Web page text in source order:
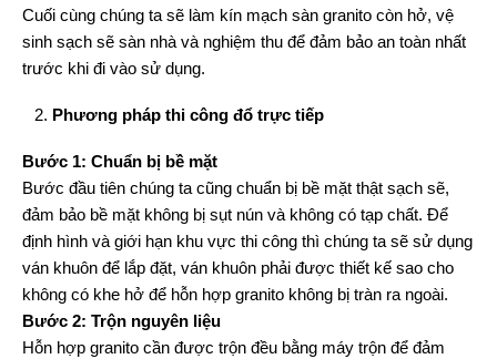
Cuối cùng chúng ta sẽ làm kín mạch sàn granito còn hở, vệ
sinh sạch sẽ sàn nhà và nghiệm thu để đảm bảo an toàn nhất
trước khi đi vào sử dụng.
Phương pháp thi công đổ trực tiếp
Bước 1: Chuẩn bị bề mặt
Bước đầu tiên chúng ta cũng chuẩn bị bề mặt thật sạch sẽ,
đảm bảo bề mặt không bị sụt nún và không có tạp chất. Để
định hình và giới hạn khu vực thi công thì chúng ta sẽ sử dụng
ván khuôn để lắp đặt, ván khuôn phải được thiết kế sao cho
không có khe hở để hỗn hợp granito không bị tràn ra ngoài.
Bước 2: Trộn nguyên liệu
Hỗn hợp granito cần được trộn đều bằng máy trộn để đảm